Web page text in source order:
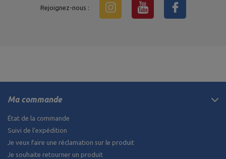
Rejoignez-nous :
Ma commande
État de la commande
Suivi de l'expédition
Je veux faire une réclamation sur le produit
Je souhaite retourner un produit